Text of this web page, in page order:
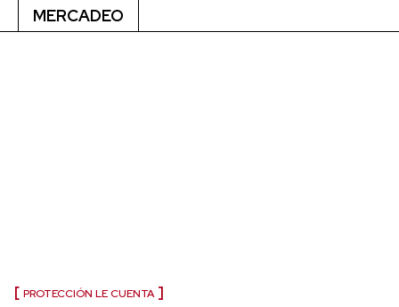
MERCADEO
PROTECCIÓN LE CUENTA